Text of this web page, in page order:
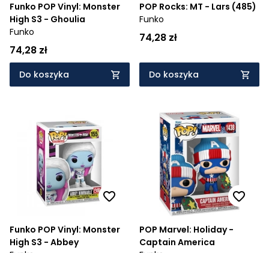
Funko POP Vinyl: Monster
High S3 - Ghoulia
Funko
74,28 zł
Do koszyka
POP Rocks: MT - Lars (485)
Funko
74,28 zł
Do koszyka
Funko POP Vinyl: Monster
High S3 - Abbey
POP Marvel: Holiday -
Captain America